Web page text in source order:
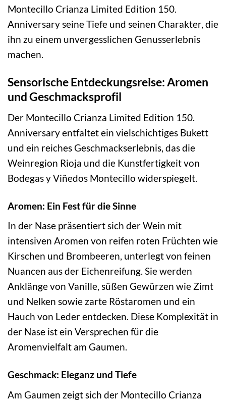
Montecillo Crianza Limited Edition 150.
Anniversary seine Tiefe und seinen Charakter, die
ihn zu einem unvergesslichen Genusserlebnis
machen.
Sensorische Entdeckungsreise: Aromen
und Geschmacksprofil
Der Montecillo Crianza Limited Edition 150.
Anniversary entfaltet ein vielschichtiges Bukett
und ein reiches Geschmackserlebnis, das die
Weinregion Rioja und die Kunstfertigkeit von
Bodegas y Viñedos Montecillo widerspiegelt.
Aromen: Ein Fest für die Sinne
In der Nase präsentiert sich der Wein mit
intensiven Aromen von reifen roten Früchten wie
Kirschen und Brombeeren, unterlegt von feinen
Nuancen aus der Eichenreifung. Sie werden
Anklänge von Vanille, süßen Gewürzen wie Zimt
und Nelken sowie zarte Röstaromen und ein
Hauch von Leder entdecken. Diese Komplexität in
der Nase ist ein Versprechen für die
Aromenvielfalt am Gaumen.
Geschmack: Eleganz und Tiefe
Am Gaumen zeigt sich der Montecillo Crianza